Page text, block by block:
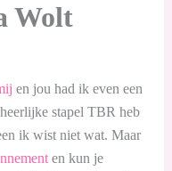
Wolt
en jou had ik even een
stapel TBR heb
ik wist niet wat. Maar
en kun je